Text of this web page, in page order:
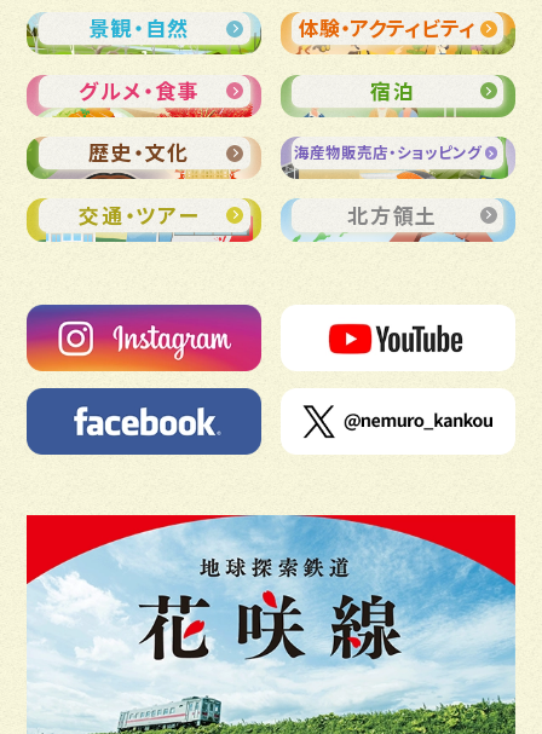
景観・自然 体験・アクティビティ
グルメ・食事 宿泊
歴史・文化 海産物販売店・ショッピング
交通・ツアー 北方領土